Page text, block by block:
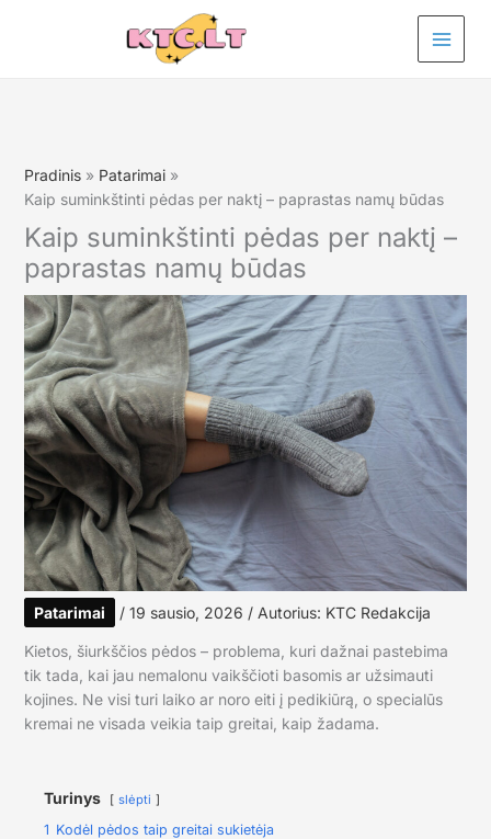
Pradinis
Patarimai
Kaip suminkštinti pėdas per naktį – paprastas namų būdas
Kaip suminkštinti pėdas per naktį –
paprastas namų būdas
Patarimai / 19 sausio, 2026 / Autorius: KTC Redakcija
Kietos, šiurkščios pėdos – problema, kuri dažnai pastebima
tik tada, kai jau nemalonu vaikščioti basomis ar užsimauti
kojines. Ne visi turi laiko ar noro eiti į pedikiūrą, o specialūs
kremai ne visada veikia taip greitai, kaip žadama.
Turinys slėpti
1 Kodėl pėdos taip greitai sukietėja